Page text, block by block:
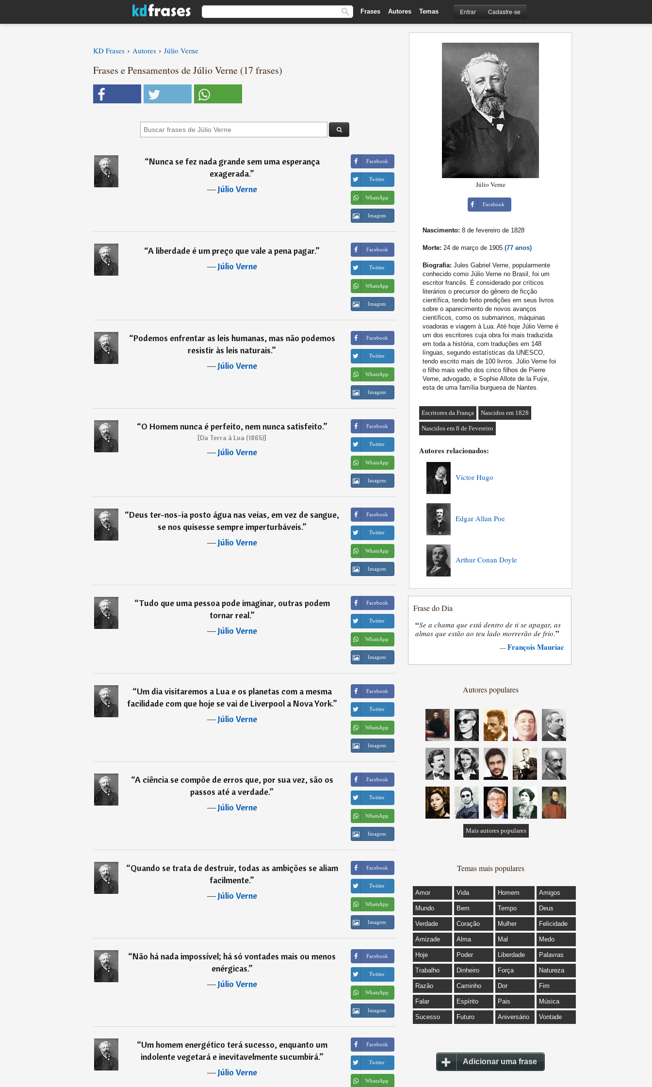
Frases Autores Temas Entrar Cadastre-se
KD Frases › Autores › Júlio Verne
Frases e Pensamentos de Júlio Verne (17 frases)
“Nunca se fez nada grande sem uma esperança
exagerada.”
―Júlio Verne
Facebook
Twitter
WhatsApp
Imagem
“A liberdade é um preço que vale a pena pagar.”
―Júlio Verne
Facebook
Twitter
WhatsApp
Imagem
“Podemos enfrentar as leis humanas, mas não podemos
resistir às leis naturais.”
―Júlio Verne
Facebook
Twitter
WhatsApp
Imagem
“O Homem nunca é perfeito, nem nunca satisfeito.”
[Da Terra à Lua (1865)]
―Júlio Verne
Facebook
Twitter
WhatsApp
Imagem
“Deus ter-nos-ia posto água nas veias, em vez de sangue,
se nos quisesse sempre imperturbáveis.”
―Júlio Verne
Facebook
Twitter
WhatsApp
Imagem
“Tudo que uma pessoa pode imaginar, outras podem
tornar real.”
―Júlio Verne
Facebook
Twitter
WhatsApp
Imagem
“Um dia visitaremos a Lua e os planetas com a mesma
facilidade com que hoje se vai de Liverpool a Nova York.”
―Júlio Verne
Facebook
Twitter
WhatsApp
Imagem
“A ciência se compõe de erros que, por sua vez, são os
passos até a verdade.”
―Júlio Verne
Facebook
Twitter
WhatsApp
Imagem
“Quando se trata de destruir, todas as ambições se aliam
facilmente.”
―Júlio Verne
Facebook
Twitter
WhatsApp
Imagem
“Não há nada impossível; há só vontades mais ou menos
enérgicas.”
―Júlio Verne
Facebook
Twitter
WhatsApp
Imagem
“Um homem energético terá sucesso, enquanto um
indolente vegetará e inevitavelmente sucumbirá.”
―Júlio Verne
Facebook
Twitter
WhatsApp
Júlio Verne
Facebook
Nascimento: 8 de fevereiro de 1828
Morte: 24 de março de 1905 (77 anos)
Biografia: Jules Gabriel Verne, popularmente
conhecido como Júlio Verne no Brasil, foi um
escritor francês. É considerado por críticos
literários o precursor do gênero de ficção
científica, tendo feito predições em seus livros
sobre o aparecimento de novos avanços
científicos, como os submarinos, máquinas
voadoras e viagem à Lua. Até hoje Júlio Verne é
um dos escritores cuja obra foi mais traduzida
em toda a história, com traduções em 148
línguas, segundo estatísticas da UNESCO,
tendo escrito mais de 100 livros. Júlio Verne foi
o filho mais velho dos cinco filhos de Pierre
Verne, advogado, e Sophie Allote de la Fuÿe,
esta de uma família burguesa de Nantes.
Escritores da França Nascidos em 1828
Nascidos em 8 de Fevereiro
Autores relacionados:
Victor Hugo
Edgar Allan Poe
Arthur Conan Doyle
Frase do Dia
“Se a chama que está dentro de ti se apagar, as
almas que estão ao teu lado morrerão de frio.”
—François Mauriac
Autores populares
Mais autores populares
Temas mais populares
Amor Vida Homem Amigos
Mundo Bem Tempo Deus
Verdade Coração Mulher Felicidade
Amizade Alma Mal Medo
Hoje Poder Liberdade Palavras
Trabalho Dinheiro Força Natureza
Razão Caminho Dor Fim
Falar Espírito Pais Música
Sucesso Futuro Aniversário Vontade
Adicionar uma frase